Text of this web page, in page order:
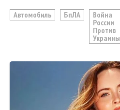
Автомобиль БпЛА
Война
России
Против
Украины